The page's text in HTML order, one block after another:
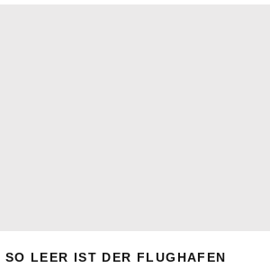
LEER IST DER FLUGHAFEN